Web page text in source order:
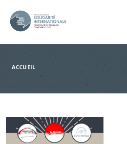
ACCUEIL